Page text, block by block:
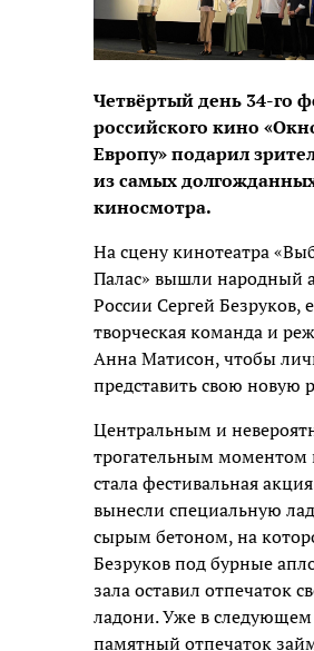
Четвёртый день 34-го
российского кино
Европу» подарил
из самых
киносмотра.
На сцену кинотеатра
Палас» вышли народный
России Сергей Безруков,
творческая команда и
Анна Матисон, чтобы
представить свою новую
Центральным и
трогательным моментом
стала фестивальная
вынесли специальную
сырым бетоном, на
Безруков под бурные
зала оставил отпечаток
ладони. Уже в следующем
памятный отпечаток